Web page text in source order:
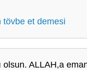
tövbe et demesi
olsun. ALLAH,a